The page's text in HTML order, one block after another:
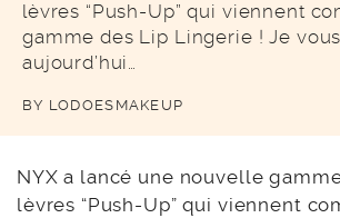
lèvres “Push-Up” qui viennent
gamme des Lip Lingerie ! Je
aujourd’hui…
BY LODOESMAKEUP
NYX a lancé une nouvelle
lèvres “Push-Up” qui viennent